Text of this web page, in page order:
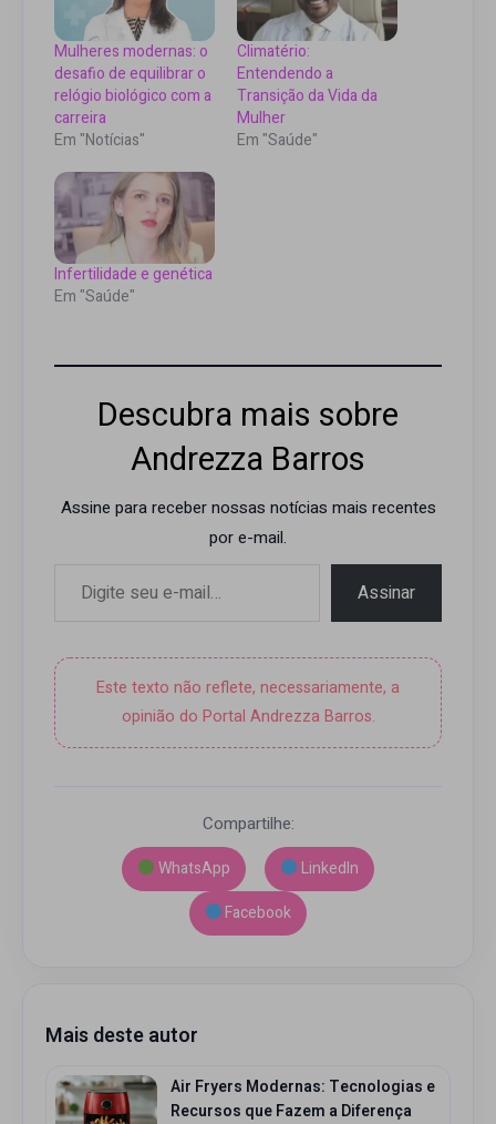
Mulheres modernas: o
desafio de equilibrar o
relógio biológico com a
carreira
Em "Notícias"
Climatério:
Entendendo a
Transição da Vida da
Mulher
Em "Saúde"
Infertilidade e genética
Em "Saúde"
Descubra mais sobre
Andrezza Barros
Assine para receber nossas notícias mais recentes
por e-mail.
Assinar
Este texto não reflete, necessariamente, a
opinião do Portal Andrezza Barros.
Compartilhe:
WhatsApp
LinkedIn
Facebook
Mais deste autor
Air Fryers Modernas: Tecnologias e
Recursos que Fazem a Diferença